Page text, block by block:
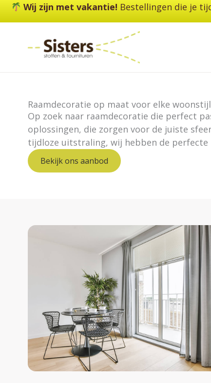
Wij zijn met vakantie! Bestellingen die je
inhoud
Raamdecoratie op maat voor elke woonstijl
Op zoek naar raamdecoratie die perfect
oplossingen, die zorgen voor de juiste
tijdloze uitstraling, wij hebben de perfecte
Bekijk ons aanbod